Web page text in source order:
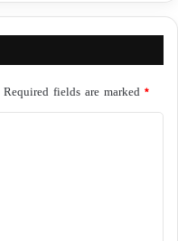
Required fields are marked *